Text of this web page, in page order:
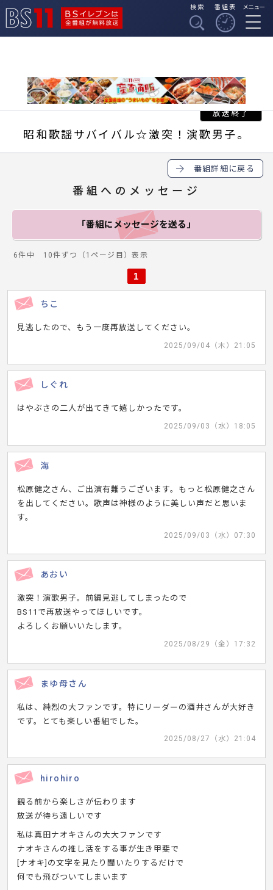
BSイレブンは全番組
検索 番組表 メニュー
昭和歌謡サバイバル☆激突！演歌男子。
番組詳細に戻る
番組へのメッセージ
「番組にメッセージを送る」
6件中 10件ずつ（1ページ目）表示
1
ちこ
見逃したので、もう一度再放送してください。
2025/09/04（木）21:05
しぐれ
はやぶさの二人が出てきて嬉しかったです。
2025/09/03（水）18:05
海
松原健之さん、ご出演有難うございます。もっと松原健之さん
を出してください。歌声は神様のように美しい声だと思いま
す。
2025/09/03（水）07:30
あおい
激突！演歌男子。前編見逃してしまったので
BS11で再放送やってほしいです。
よろしくお願いいたします。
2025/08/29（金）17:32
まゆ母さん
私は、純烈の大ファンです。特にリーダーの酒井さんが大好き
です。とても楽しい番組でした。
2025/08/27（水）21:04
hirohiro
観る前から楽しさが伝わります
放送が待ち遠しいです
私は真田ナオキさんの大大ファンです
ナオキさんの推し活をする事が生き甲斐で
[ナオキ]の文字を見たり聞いたりするだけで
何でも飛びついてしまいます